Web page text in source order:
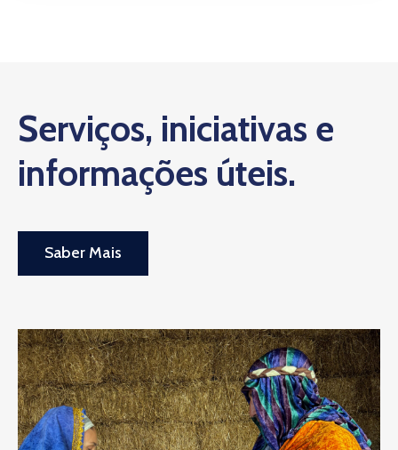
Serviços, iniciativas e
informações úteis.
Saber Mais